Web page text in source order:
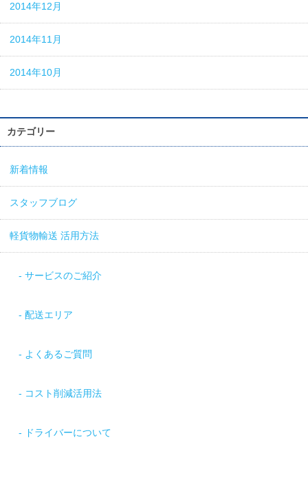
2014年12月
2014年11月
2014年10月
カテゴリー
新着情報
スタッフブログ
軽貨物輸送 活用方法
サービスのご紹介
配送エリア
よくあるご質問
コスト削減活用法
ドライバーについて